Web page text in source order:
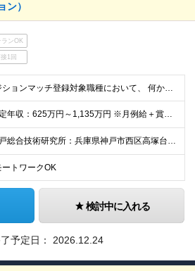
ン）
ランOK
1回
ポジションマッチ登録対象職種において、 何かしらの知識・経験を有する方 【活かせる経験・スキル】 ・機械/材料/制御/化学/化学工学/電気・電子/情報/物理のいずれかに専門性をお持ちの方 ＜求め
■想定年収：625万円～1,135万円 ※月例給＋賞与＋諸手当 ※賞与年2回（6月、12月） ※残業手当は残業時間に応じて支給 ※給与額はあなたの経験と実績を踏まえて決定いたします ※試用期間2ヶ月あ
■神戸総合技術研究所：兵庫県神戸市西区高塚台1-5-5 ■加古川製鉄所：兵庫県加古川市金沢町1 ■高砂製作所：兵庫県高砂市荒井町新浜2-3-1 ※業務の都合等により、会社の指示する業務への 異動を命
ートワークOK
検討中に入れる
予定日： 2026.12.24